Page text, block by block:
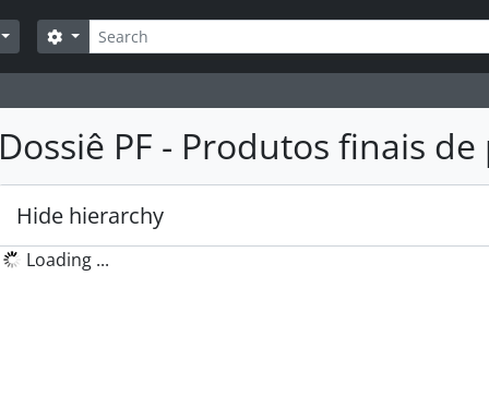
Buscar
Opções de busca
Dossiê PF - Produtos finais
Hide hierarchy
Loading ...